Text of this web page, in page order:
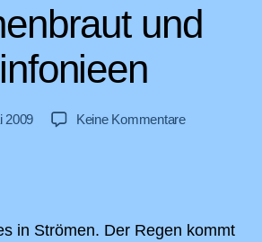
und
2009 Keine Kommentarezu
in Strömen. Der Regen kommt